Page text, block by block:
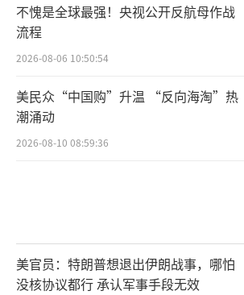
不愧是全球最强！央视公开反航母作战
流程
2026-08-06 10:50:54
美民众“中国购”升温 “反向海淘”热
潮涌动
2026-08-10 08:59:36
美官员：特朗普想退出伊朗战事，哪怕
没核协议都行 承认军事手段无效